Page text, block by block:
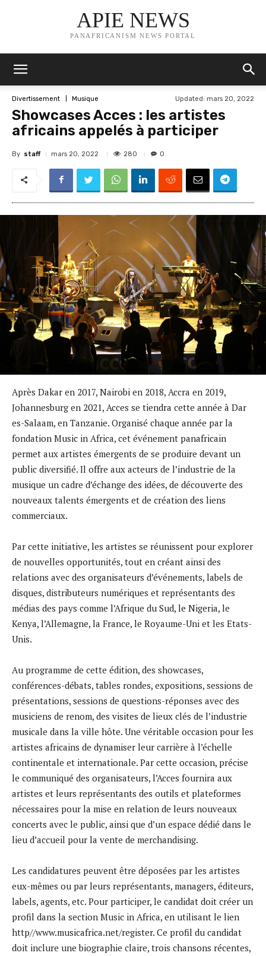
APIE NEWS
PANAFRICANISM NEWS PORTAL
Divertissement Musique Updated: mars 20, 2022
Showcases Acces : les artistes
africains appelés à participer
By staff mars 20, 2022 280 0
Après Dakar en 2017, Nairobi en 2018, Accra en 2019,
Johannesburg en 2021, Acces se tiendra cette année à Dar
es-Salaam, en Tanzanie. Organisé chaque année par la
fondation Music in Africa, cet événement panafricain
permet aux artistes émergents de se produire devant un
public diversifié. Il offre aux acteurs de l’industrie de la
musique un cadre d’échange des idées, de découverte des
nouveaux talents émergents et de création des liens
commerciaux.
Par cette initiative, les artistes se réunissent pour explorer
de nouvelles opportunités, tout en créant ainsi des
relations avec des organisateurs d’événements, labels de
disques, distributeurs numériques et représentants des
médias des pays comme l’Afrique du Sud, le Nigeria, le
Kenya, l’Allemagne, la France, le Royaume-Uni et les Etats-
Unis.
Au programme de cette édition, des showcases,
conférences-débats, tables rondes, expositions, sessions de
présentations, sessions de questions-réponses avec des
musiciens de renom, des visites de lieux clés de l’industrie
musicale dans la ville hôte. Une véritable occasion pour les
artistes africains de dynamiser leur carrière à l’échelle
continentale et internationale. Par cette occasion, précise
le communiqué des organisateurs, l’Acces fournira aux
artistes et leurs représentants des outils et plateformes
nécessaires pour la mise en relation de leurs nouveaux
concerts avec le public, ainsi que d’un espace dédié dans le
lieu d’accueil pour la vente de merchandising.
Les candidatures peuvent être déposées par les artistes
eux-mêmes ou par leurs représentants, managers, éditeurs,
labels, agents, etc. Pour participer, le candidat doit créer un
profil dans la section Music in Africa, en utilisant le lien
http//www.musicafrica.net/register. Ce profil du candidat
doit inclure une biographie claire, trois chansons récentes,